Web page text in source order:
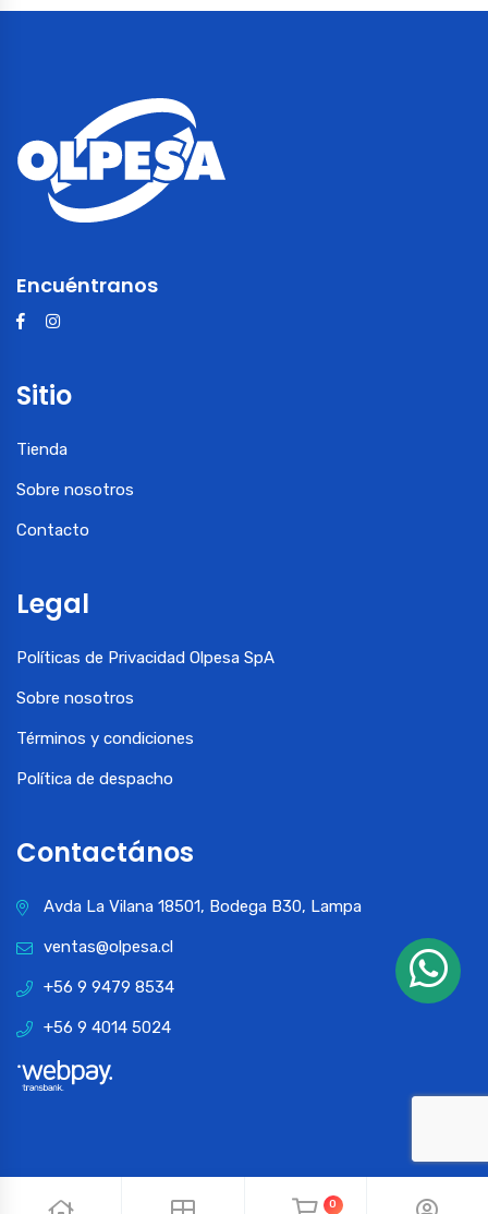
Encuéntranos
Sitio
Tienda
Sobre nosotros
Contacto
Legal
Políticas de Privacidad Olpesa SpA
Sobre nosotros
Términos y condiciones
Política de despacho
Contactános
Avda La Vilana 18501, Bodega B30, Lampa
ventas@olpesa.cl
+56 9 9479 8534
+56 9 4014 5024
0